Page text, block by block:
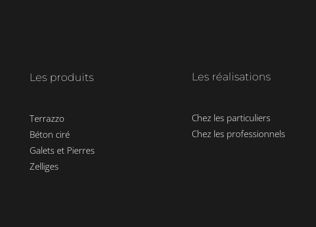
Les produits
Terrazzo
Béton ciré
Galets et Pierres
Zelliges
Les réalisations
Chez les particuliers
Chez les professionnels